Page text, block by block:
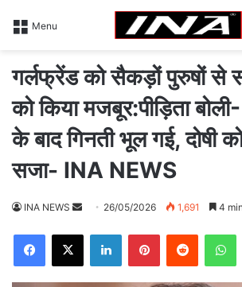
Menu
गर्लफ्रेंड को सैकड़ों पुरुषों से
को किया मजबूर:पीड़िता
के बाद गिनती भूल गई, दोषी
सजा- INA NEWS
INA NEWS
d
a
26/05/2026 1,691 4